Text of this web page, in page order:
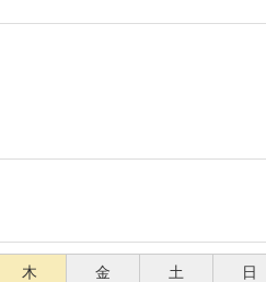
木 金 土 日